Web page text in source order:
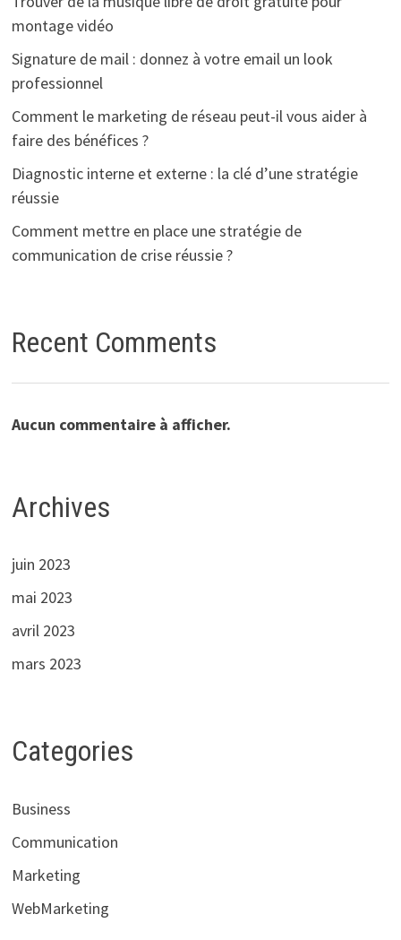
montage vidéo
Signature de mail : donnez à votre email un look
professionnel
Comment le marketing de réseau peut-il vous aider à
faire des bénéfices ?
Diagnostic interne et externe : la clé d’une stratégie
réussie
Comment mettre en place une stratégie de
communication de crise réussie ?
Recent Comments
Aucun commentaire à afficher.
Archives
juin 2023
mai 2023
avril 2023
mars 2023
Categories
Business
Communication
Marketing
WebMarketing